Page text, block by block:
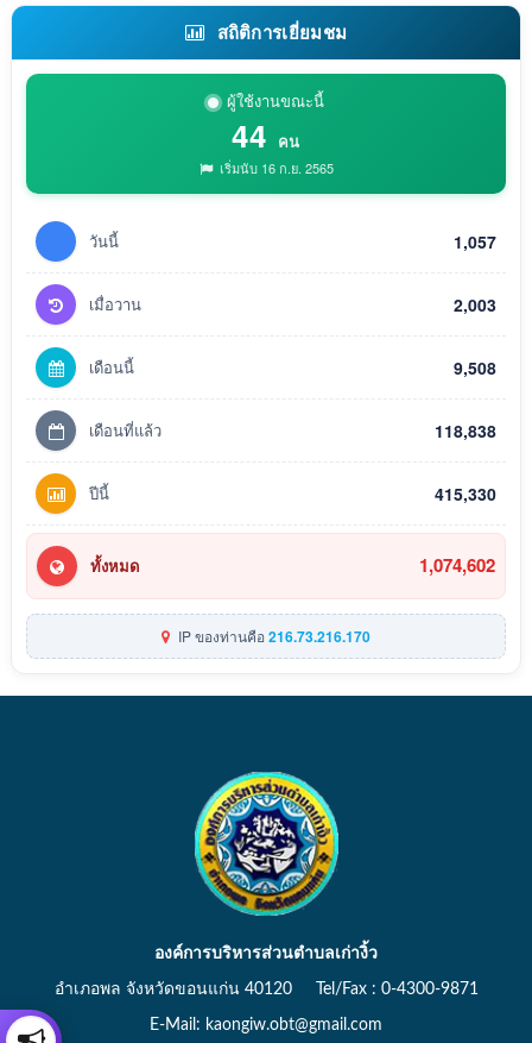
สถิติการเยี่ยมชม
ผู้ใช้งานขณะนี้
44 คน
เริ่มนับ 16 ก.ย. 2565
วันนี้ 1,057
เมื่อวาน 2,003
เดือนนี้ 9,508
เดือนที่แล้ว 118,838
ปีนี้ 415,330
ทั้งหมด 1,074,602
IP ของท่านคือ216.73.216.170
องค์การบริหารส่วนตำบลเก่างิ้ว
อำเภอพล จังหวัดขอนแก่น 40120 Tel/Fax : 0-4300-9871
E-Mail: kaongiw.obt@gmail.com